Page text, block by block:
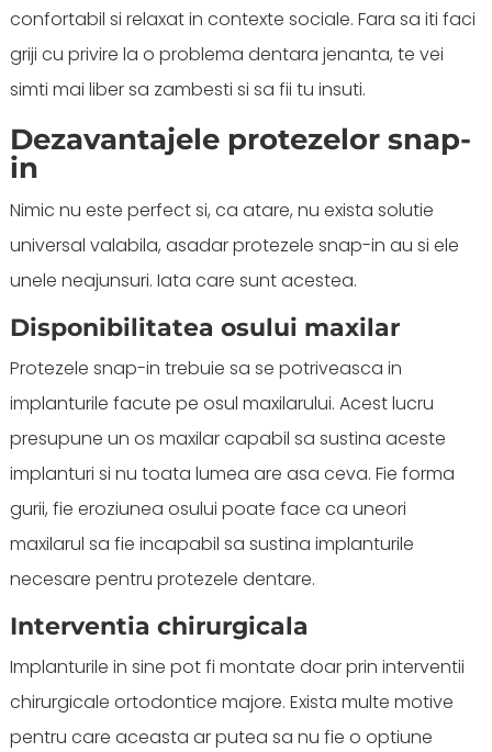
confortabil si relaxat in contexte sociale. Fara sa iti faci
griji cu privire la o problema dentara jenanta, te vei
simti mai liber sa zambesti si sa fii tu insuti.
Dezavantajele protezelor snap-
in
Nimic nu este perfect si, ca atare, nu exista solutie
universal valabila, asadar protezele snap-in au si ele
unele neajunsuri. Iata care sunt acestea.
Disponibilitatea osului maxilar
Protezele snap-in trebuie sa se potriveasca in
implanturile facute pe osul maxilarului. Acest lucru
presupune un os maxilar capabil sa sustina aceste
implanturi si nu toata lumea are asa ceva. Fie forma
gurii, fie eroziunea osului poate face ca uneori
maxilarul sa fie incapabil sa sustina implanturile
necesare pentru protezele dentare.
Interventia chirurgicala
Implanturile in sine pot fi montate doar prin interventii
chirurgicale ortodontice majore. Exista multe motive
pentru care aceasta ar putea sa nu fie o optiune